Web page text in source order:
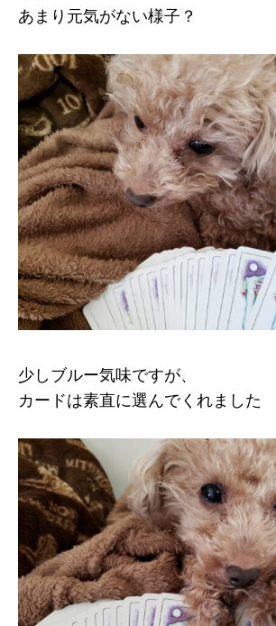
あまり元気がない様子？
少しブルー気味ですが、
カードは素直に選んでくれました